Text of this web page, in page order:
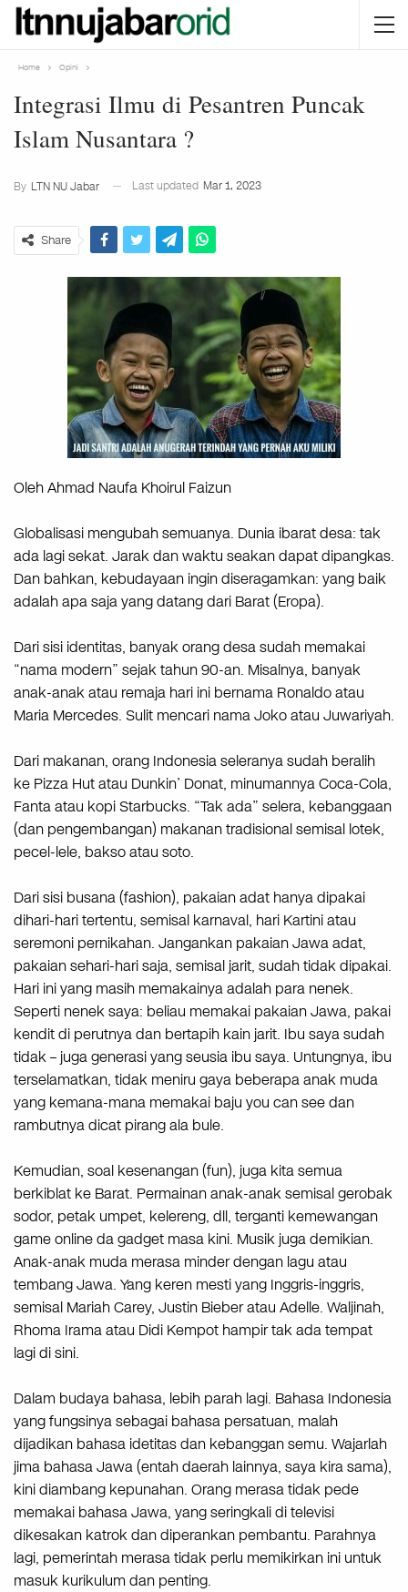
Home Opini
Integrasi Ilmu di Pesantren Puncak
Islam Nusantara ?
By LTN NU Jabar Last updated Mar 1, 2023
Share
Oleh Ahmad Naufa Khoirul Faizun
Globalisasi mengubah semuanya. Dunia ibarat desa: tak
ada lagi sekat. Jarak dan waktu seakan dapat dipangkas.
Dan bahkan, kebudayaan ingin diseragamkan: yang baik
adalah apa saja yang datang dari Barat (Eropa).
Dari sisi identitas, banyak orang desa sudah memakai
“nama modern” sejak tahun 90-an. Misalnya, banyak
anak-anak atau remaja hari ini bernama Ronaldo atau
Maria Mercedes. Sulit mencari nama Joko atau Juwariyah.
Dari makanan, orang Indonesia seleranya sudah beralih
ke Pizza Hut atau Dunkin’ Donat, minumannya Coca-Cola,
Fanta atau kopi Starbucks. “Tak ada” selera, kebanggaan
(dan pengembangan) makanan tradisional semisal lotek,
pecel-lele, bakso atau soto.
Dari sisi busana (fashion), pakaian adat hanya dipakai
dihari-hari tertentu, semisal karnaval, hari Kartini atau
seremoni pernikahan. Jangankan pakaian Jawa adat,
pakaian sehari-hari saja, semisal jarit, sudah tidak dipakai.
Hari ini yang masih memakainya adalah para nenek.
Seperti nenek saya: beliau memakai pakaian Jawa, pakai
kendit di perutnya dan bertapih kain jarit. Ibu saya sudah
tidak – juga generasi yang seusia ibu saya. Untungnya, ibu
terselamatkan, tidak meniru gaya beberapa anak muda
yang kemana-mana memakai baju you can see dan
rambutnya dicat pirang ala bule.
Kemudian, soal kesenangan (fun), juga kita semua
berkiblat ke Barat. Permainan anak-anak semisal gerobak
sodor, petak umpet, kelereng, dll, terganti kemewangan
game online da gadget masa kini. Musik juga demikian.
Anak-anak muda merasa minder dengan lagu atau
tembang Jawa. Yang keren mesti yang Inggris-inggris,
semisal Mariah Carey, Justin Bieber atau Adelle. Waljinah,
Rhoma Irama atau Didi Kempot hampir tak ada tempat
lagi di sini.
Dalam budaya bahasa, lebih parah lagi. Bahasa Indonesia
yang fungsinya sebagai bahasa persatuan, malah
dijadikan bahasa idetitas dan kebanggan semu. Wajarlah
jima bahasa Jawa (entah daerah lainnya, saya kira sama),
kini diambang kepunahan. Orang merasa tidak pede
memakai bahasa Jawa, yang seringkali di televisi
dikesakan katrok dan diperankan pembantu. Parahnya
lagi, pemerintah merasa tidak perlu memikirkan ini untuk
masuk kurikulum dan penting.